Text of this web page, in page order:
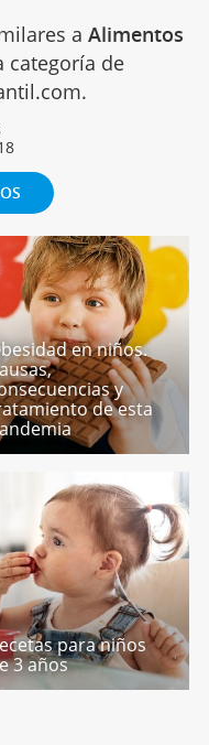
a Alimentos
categoría de
en niños.
y
de esta
para niños
3 años